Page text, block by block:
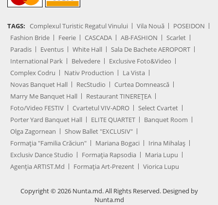
TAGS: Complexul Turistic Regatul Vinului Vila Nouă
POSEIDON
Fashion Bride
Feerie CASCADA AB-FASHION
Scarlet
Paradis
Eventus White Hall
Sala De Bachete AEROPORT
International Park
Belvedere
Exclusive Foto&Video
Complex Codru
Nativ Production
La Vista
Novas Banquet Hall
RecStudio
Curtea Domnească
Marry Me Banquet Hall
Restaurant TINEREȚEA
Foto/Video FESTIV
Cvartetul VIV-ADRO
Select Cvartet
Porter Yard Banquet Hall
ELITE QUARTET
Banquet Room
Olga Zagornean
Show Ballet "EXCLUSIV"
Formația "Familia Crăciun"
Mariana Bogaci
Irina Mihalaș
Exclusiv Dance Studio
Formația Rapsodia
Maria Lupu
Agenţia ARTIST.md
Formația Art-Prezent Viorica Lupu
Copyright © 2026 Nunta.md. All Rights Reserved. Designed by
Nunta.md